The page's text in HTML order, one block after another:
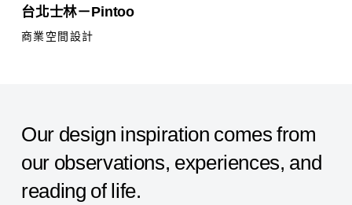
北
士
商業空間設計
台北士林－Pintoo
Ourdesigninspirationcomesfrom
ourobservations, experiences, and
readingoflife.